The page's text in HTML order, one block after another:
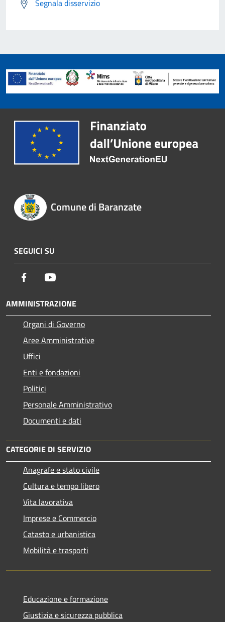
Segnala disservizio
Comune di Baranzate
SEGUICI SU
Facebook
AMMINISTRAZIONE
Organi di Governo
Aree Amministrative
Uffici
Enti e fondazioni
Politici
Personale Amministrativo
Documenti e dati
CATEGORIE DI SERVIZIO
Anagrafe e stato civile
Cultura e tempo libero
Vita lavorativa
Imprese e Commercio
Catasto e urbanistica
Mobilità e trasporti
Educazione e formazione
Giustizia e sicurezza pubblica